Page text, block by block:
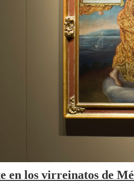
en los virreinatos de